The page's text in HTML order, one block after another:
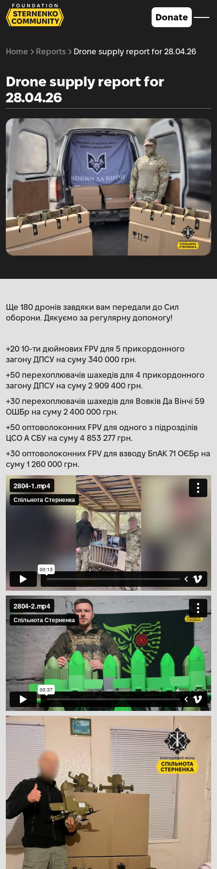
Donate
Home Reports Drone supply report for 28.04.26
Drone supply report for
28.04.26
Ще 180 дронів завдяки вам передали до Сил
оборони. Дякуємо за регулярну допомогу!
+20 10-ти дюймових FPV для 5 прикордонного
загону ДПСУ на суму 340 000 грн.
+50 перехоплювачів шахедів для 4 прикордонного
загону ДПСУ на суму 2 909 400 грн.
+30 перехоплювачів шахедів для Вовків Да Вінчі 59
ОШБр на суму 2 400 000 грн.
+50 оптоволоконних FPV для одного з підрозділів
ЦСО А СБУ на суму 4 853 277 грн.
+30 оптоволоконних FPV для взводу БпАК 71 ОЄБр на
суму 1 260 000 грн.